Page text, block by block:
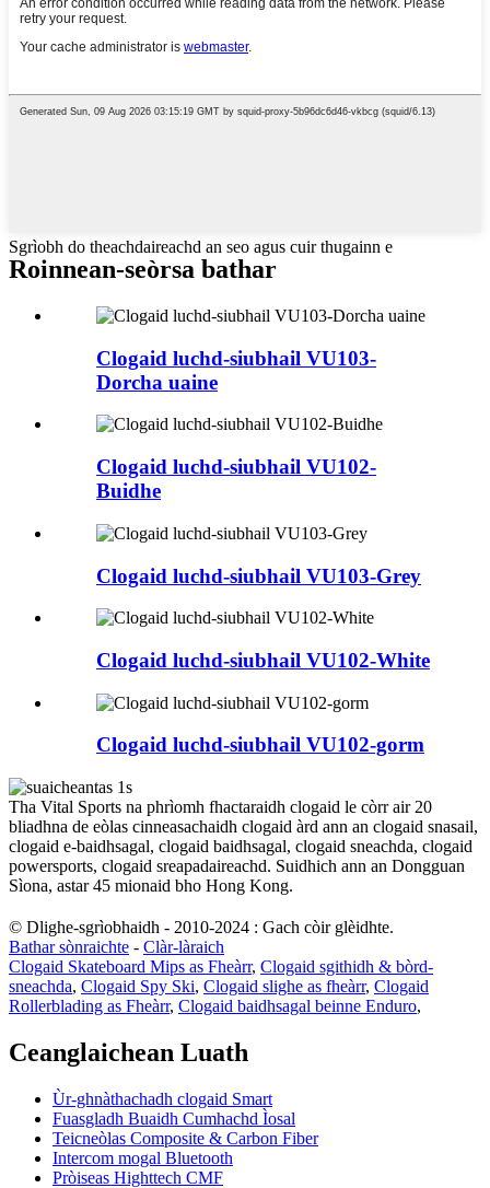
Sgrìobh do theachdaireachd an seo agus cuir thugainn e
Roinnean-seòrsa bathar
Clogaid luchd-siubhail VU103-
Dorcha uaine
Clogaid luchd-siubhail VU102-
Buidhe
Clogaid luchd-siubhail VU103-Grey
Clogaid luchd-siubhail VU102-White
Clogaid luchd-siubhail VU102-gorm
Tha Vital Sports na phrìomh fhactaraidh clogaid le còrr air 20
bliadhna de eòlas cinneasachaidh clogaid àrd ann an clogaid snasail,
clogaid e-baidhsagal, clogaid baidhsagal, clogaid sneachda, clogaid
powersports, clogaid sreapadaireachd. Suidhich ann an Dongguan
Sìona, astar 45 mionaid bho Hong Kong.
© Dlighe-sgrìobhaidh - 2010-2024 : Gach còir glèidhte.
Bathar sònraichte - Clàr-làraich
Clogaid Skateboard Mips as Fheàrr, Clogaid sgithidh & bòrd-
sneachda, Clogaid Spy Ski, Clogaid slighe as fheàrr, Clogaid
Rollerblading as Fheàrr, Clogaid baidhsagal beinne Enduro,
Ceanglaichean Luath
Ùr-ghnàthachadh clogaid Smart
Fuasgladh Buaidh Cumhachd Ìosal
Teicneòlas Composite & Carbon Fiber
Intercom mogal Bluetooth
Pròiseas Highttech CMF